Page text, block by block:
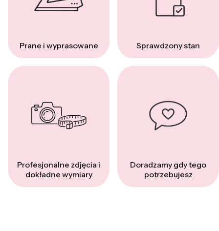
Prane i wyprasowane Sprawdzony stan
Profesjonalne zdjęcia i
dokładne wymiary
Doradzamy gdy tego
potrzebujesz